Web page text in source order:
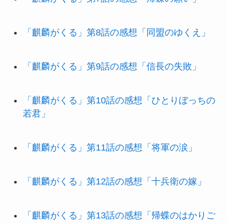
「麒麟がくる」第8話の感想「同盟のゆくえ」
「麒麟がくる」第9話の感想「信長の失敗」
「麒麟がくる」第10話の感想「ひとりぼっちの
若君」
「麒麟がくる」第11話の感想「将軍の涙」
「麒麟がくる」第12話の感想「十兵衛の嫁」
「麒麟がくる」第13話の感想「帰蝶のはかりご